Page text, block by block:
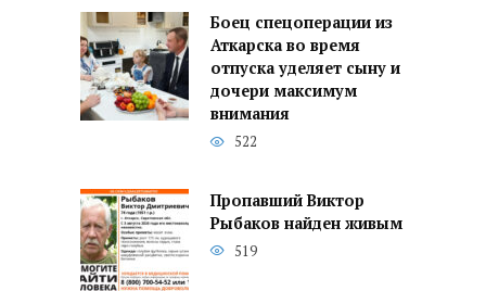
Боец спецоперации из
Аткарска во время
отпуска уделяет сыну и
дочери максимум
внимания
522
Пропавший Виктор
Рыбаков найден живым
519